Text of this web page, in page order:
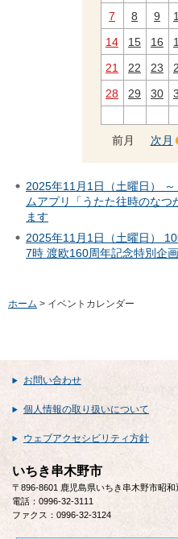
7
8 9
14
15 16
21
22 23
28
29 30
前月 次月
2025年11月1日（土曜日）
ムアプリ「うたた往時のな
ます
2025年11月1日（土曜日）
7時 渡欧160周年記念特別企
ホーム > イベントカレンダー
お問い合わせ
個人情報の取り扱いについて
ウェブアクセシビリティ方針
いちき串木野市
〒896-8601 鹿児島県いちき串木野市昭和
電話：0996-32-3111
ファクス：0996-32-3124